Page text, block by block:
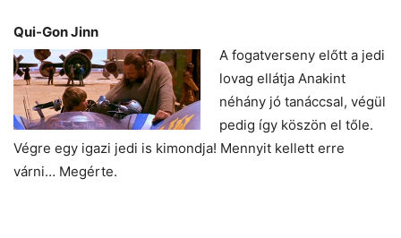
Qui-Gon Jinn
A fogatverseny előtt a jedi
lovag ellátja Anakint
néhány jó tanáccsal, végül
pedig így köszön el tőle.
Végre egy igazi jedi is kimondja! Mennyit kellett erre
várni… Megérte.